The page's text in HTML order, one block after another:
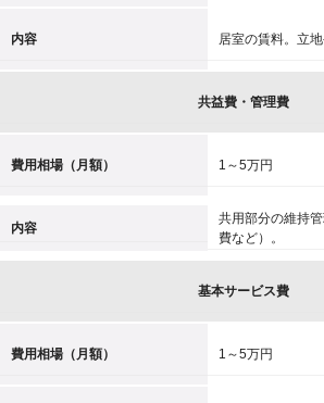
内容 居室の賃料。立
共益費・管理費
費用相場（月額） 1～5万円
内容
共用部分の維持
費など）。
基本サービス費
費用相場（月額） 1～5万円